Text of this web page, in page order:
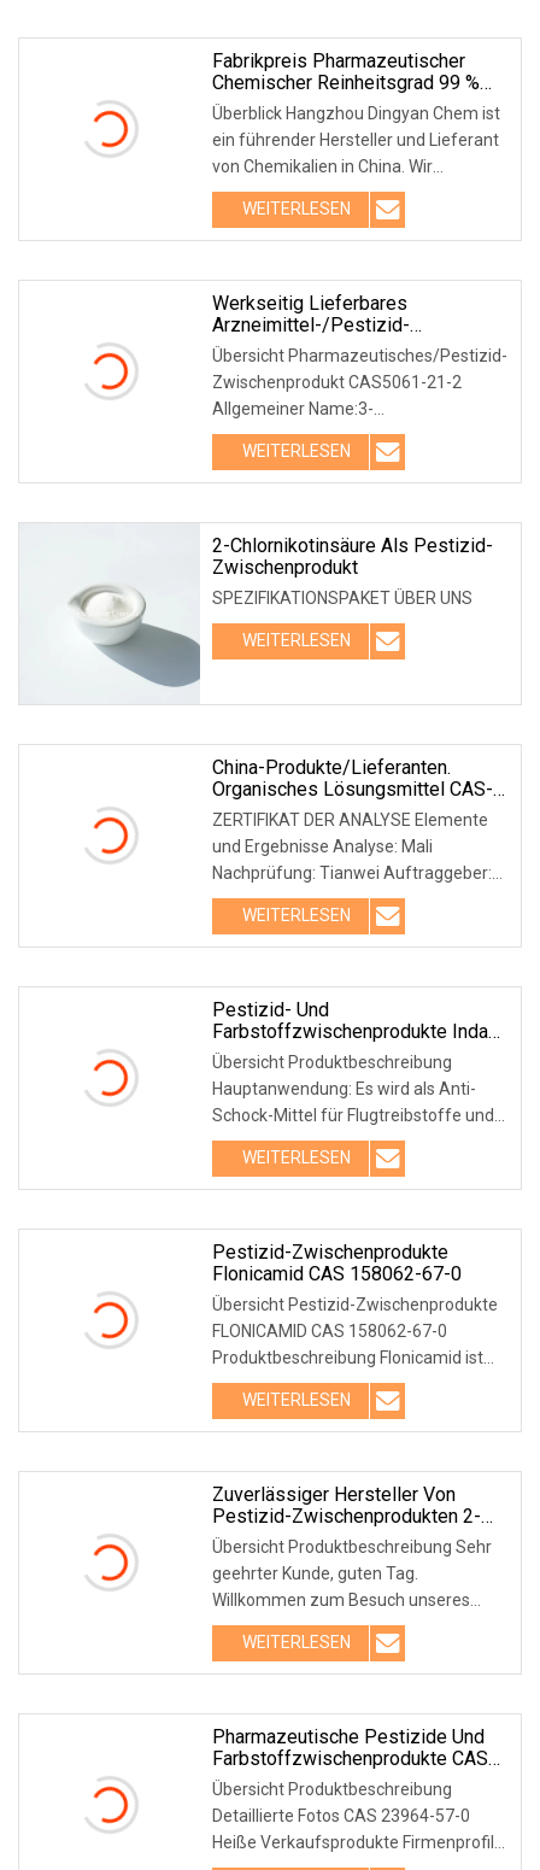
Fabrikpreis Pharmazeutischer
Chemischer Reinheitsgrad 99 %
CAS-Nr. 37110-24-0 Arzneimittel,
Pestizidzwischenprodukte
Dimedondioxim [zur Bestimmung
Von Co]
Überblick Hangzhou Dingyan Chem ist
ein führender Hersteller und Lieferant
von Chemikalien in China. Wir
entwickeln, pro
WEITERLESEN
Werkseitig Lieferbares
Arzneimittel-/Pestizid-
Zwischenprodukt CAS 5061-21-2
Auf Lager
Übersicht Pharmazeutisches/Pestizid-
Zwischenprodukt CAS5061-21-2
Allgemeiner Name:3-
Bromdihydrofuran-2(3H)-
onGrundlegen
WEITERLESEN
2-Chlornikotinsäure Als Pestizid-
Zwischenprodukt
SPEZIFIKATIONSPAKET ÜBER UNS
WEITERLESEN
China-Produkte/Lieferanten.
Organisches Lösungsmittel CAS-
Nr. 75-09-2 Dichlormethan Für
Pestizid-Zwischenprodukte
ZERTIFIKAT DER ANALYSE Elemente
und Ergebnisse Analyse: Mali
Nachprüfung: Tianwei Auftraggeber:
Wulin Qualitätszertifika
WEITERLESEN
Pestizid- Und
Farbstoffzwischenprodukte Indan
CAS 496-11-7
Übersicht Produktbeschreibung
Hauptanwendung: Es wird als Anti-
Schock-Mittel für Flugtreibstoffe und
als Anti-Schock-Mi
WEITERLESEN
Pestizid-Zwischenprodukte
Flonicamid CAS 158062-67-0
Übersicht Pestizid-Zwischenprodukte
FLONICAMID CAS 158062-67-0
Produktbeschreibung Flonicamid ist
selektiv, systemisch,
WEITERLESEN
Zuverlässiger Hersteller Von
Pestizid-Zwischenprodukten 2-
Methylthiophen CAS 554-14-3
Übersicht Produktbeschreibung Sehr
geehrter Kunde, guten Tag.
Willkommen zum Besuch unseres
Produkts. 2-Methylthiophen
WEITERLESEN
Pharmazeutische Pestizide Und
Farbstoffzwischenprodukte CAS
23964-57-0 Zum Besten Preis
Übersicht Produktbeschreibung
Detaillierte Fotos CAS 23964-57-0
Heiße Verkaufsprodukte Firmenprofil